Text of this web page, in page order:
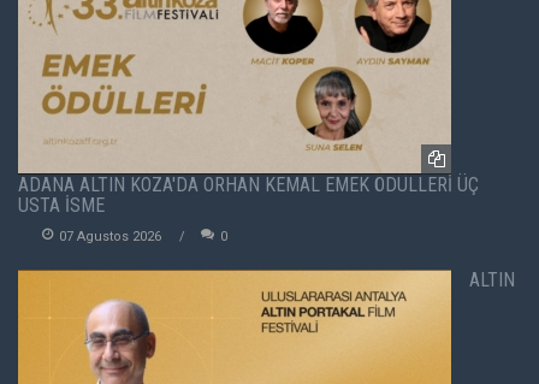
ADANA ALTIN KOZA'DA ORHAN KEMAL EMEK ÖDÜLLERİ ÜÇ
USTA İSME
07 Agustos 2026 0
ALTIN